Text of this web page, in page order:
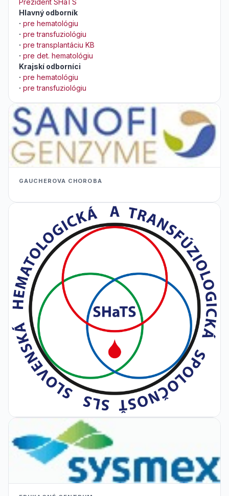
Prezident SHaTS
Hlavný odborník
· pre hematológiu
· pre transfuziológiu
· pre transplantáciu KB
· pre det. hematológiu
Krajskí odborníci
· pre hematológiu
· pre transfuziológiu
GAUCHEROVA CHOROBA